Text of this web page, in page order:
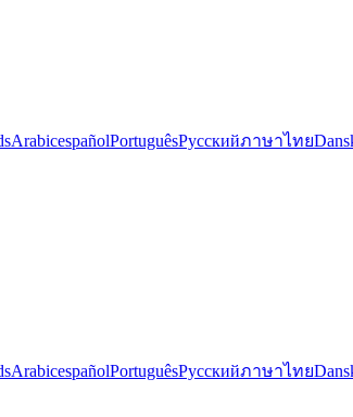
ArabicespañolPortuguêsРусскийภาษาไทย
ArabicespañolPortuguêsРусскийภาษาไทย